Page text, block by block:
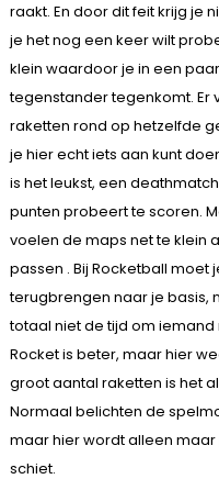
raakt. En door dit feit krijg je
je het nog een keer wilt
klein waardoor je in een
tegenstander tegenkomt. Er
raketten rond op hetzelfde
je hier echt iets aan kunt
is het leukst, een
punten probeert te scoren.
voelen de maps net te klein
passen . Bij Rocketball moet
terugbrengen naar je basis,
totaal niet de tijd om
Rocket is beter, maar hier
groot aantal raketten is het
Normaal belichten de
maar hier wordt alleen
schiet.